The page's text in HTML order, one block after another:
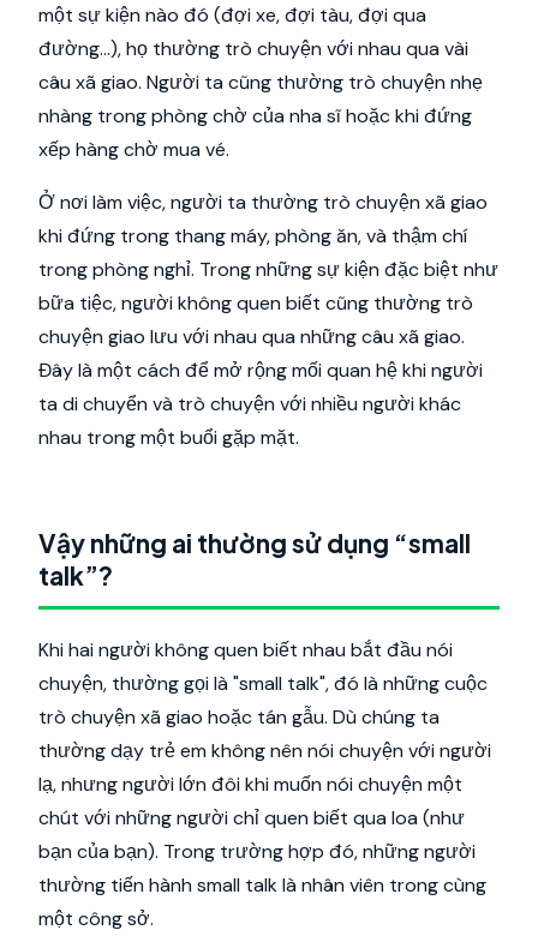
một sự kiện nào đó (đợi xe, đợi tàu, đợi qua
đường...), họ thường trò chuyện với nhau qua vài
câu xã giao. Người ta cũng thường trò chuyện nhẹ
nhàng trong phòng chờ của nha sĩ hoặc khi đứng
xếp hàng chờ mua vé.
Ở nơi làm việc, người ta thường trò chuyện xã giao
khi đứng trong thang máy, phòng ăn, và thậm chí
trong phòng nghỉ. Trong những sự kiện đặc biệt như
bữa tiệc, người không quen biết cũng thường trò
chuyện giao lưu với nhau qua những câu xã giao.
Đây là một cách để mở rộng mối quan hệ khi người
ta di chuyển và trò chuyện với nhiều người khác
nhau trong một buổi gặp mặt.
Vậy những ai thường sử dụng “small
talk”?
Khi hai người không quen biết nhau bắt đầu nói
chuyện, thường gọi là "small talk", đó là những cuộc
trò chuyện xã giao hoặc tán gẫu. Dù chúng ta
thường dạy trẻ em không nên nói chuyện với người
lạ, nhưng người lớn đôi khi muốn nói chuyện một
chút với những người chỉ quen biết qua loa (như
bạn của bạn). Trong trường hợp đó, những người
thường tiến hành small talk là nhân viên trong cùng
một công sở.